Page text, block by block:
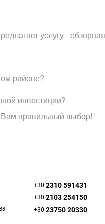
услугу - обзорная
районе?
инвестиции?
правильный выбор!
+30 2310 591431
+30 2103 254150
+30 23750 20330